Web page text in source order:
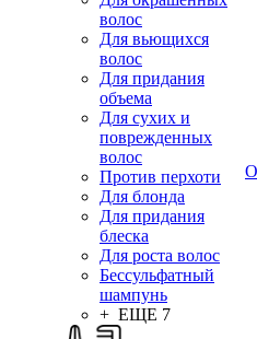
волос
Для вьющихся
волос
Для придания
объема
Для сухих и
поврежденных
волос
Против перхоти
Для блонда
Для придания
блеска
Для роста волос
Бессульфатный
шампунь
+ ЕЩЕ 7